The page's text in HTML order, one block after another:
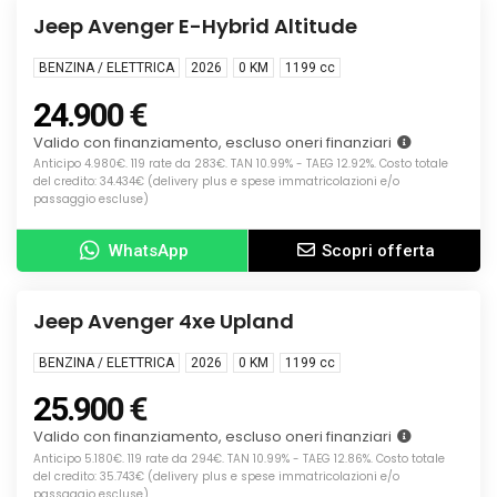
KM0
Jeep Avenger E-Hybrid Altitude
BENZINA / ELETTRICA 2026 0 KM 1199 cc
24.900 €
Valido con finanziamento, escluso oneri finanziari
Anticipo 4.980€. 119 rate da 283€. TAN 10.99% - TAEG 12.92%. Costo totale
del credito: 34.434€ (delivery plus e spese immatricolazioni e/o
passaggio escluse)
WhatsApp Scopri offerta
KM0
Info
Jeep Avenger 4xe Upland
BENZINA / ELETTRICA 2026 0 KM 1199 cc
25.900 €
Valido con finanziamento, escluso oneri finanziari
Anticipo 5.180€. 119 rate da 294€. TAN 10.99% - TAEG 12.86%. Costo totale
del credito: 35.743€ (delivery plus e spese immatricolazioni e/o